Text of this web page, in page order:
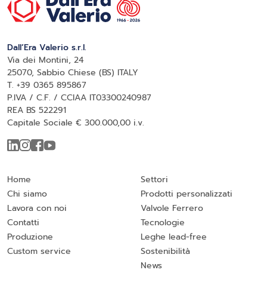
Dall’Era Valerio s.r.l.
Via dei Montini, 24
25070, Sabbio Chiese (BS) ITALY
T. +39 0365 895867
P.IVA / C.F. / CCIAA IT03300240987
REA BS 522291
Capitale Sociale € 300.000,00 i.v.
Home
Chi siamo
Lavora con noi
Contatti
Produzione
Custom service
Settori
Prodotti personalizzati
Valvole Ferrero
Tecnologie
Leghe lead-free
Sostenibilità
News